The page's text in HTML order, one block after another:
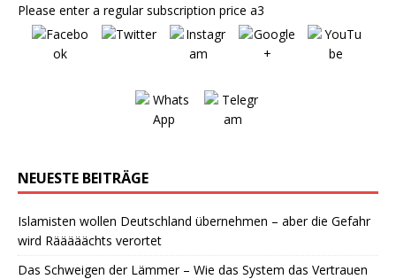
Please enter a regular subscription price a3
NEUESTE BEITRÄGE
Islamisten wollen Deutschland übernehmen – aber die Gefahr
wird Rääääächts verortet
Das Schweigen der Lämmer – Wie das System das Vertrauen